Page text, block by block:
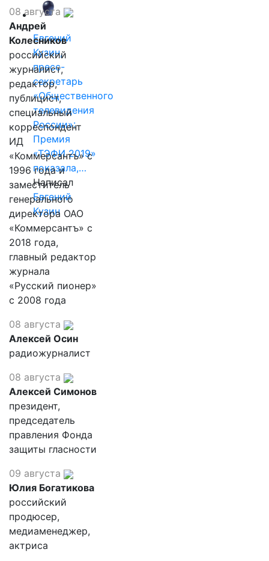
Евгений
Кузин,
пресс-
секретарь
«Общественного
телевидения
России»:
Премия
«ТЭФИ 2019»
показала,…
Написал
Евгений
Кузин
08 августа
Андрей
Колесников
российский
журналист,
редактор,
публицист,
специальный
корреспондент
ИД
«Коммерсантъ» с
1996 года и
заместитель
генерального
директора ОАО
«Коммерсантъ» с
2018 года,
главный редактор
журнала
«Русский пионер»
с 2008 года
08 августа
Алексей Осин
радиожурналист
08 августа
Алексей Симонов
президент,
председатель
правления Фонда
защиты гласности
09 августа
Юлия Богатикова
российский
продюсер,
медиаменеджер,
актриса